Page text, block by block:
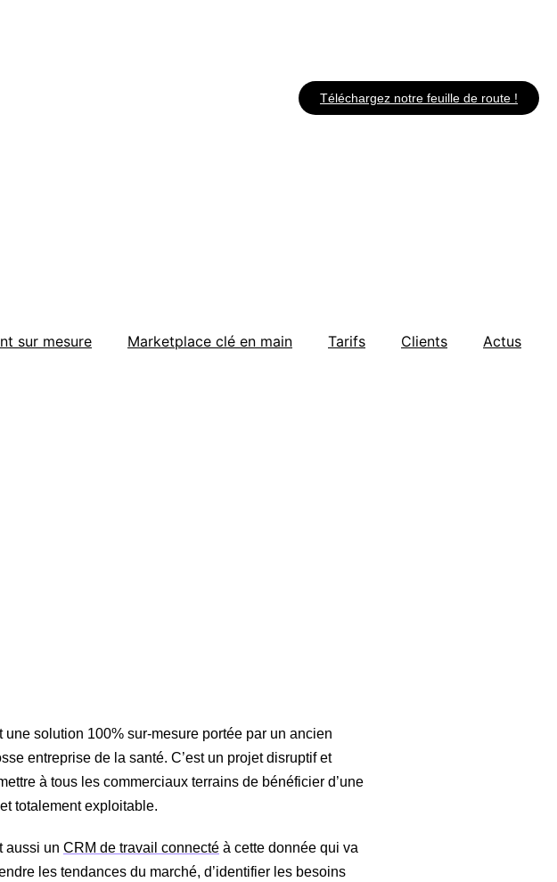
Téléchargez notre feuille de route !
sur mesure Marketplace clé en main Tarifs Clients Actus
une solution 100% sur-mesure portée par un ancien
entreprise de la santé. C’est un projet disruptif et
à tous les commerciaux terrains de bénéficier d’une
totalement exploitable.
aussi un CRM de travail connecté à cette donnée qui va
les tendances du marché, d’identifier les besoins